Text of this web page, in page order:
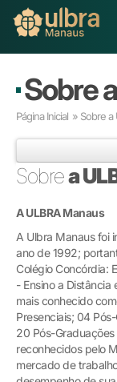
Buscar
Graduação
Pós-graduação
Educação a
Pesquisa
Extensão
Infraestrutura e
Inovação
Sobre a ULBRA
Sobre
Página Inicial » Sobre a
Sobrea
A ULBRA Manaus
A Ulbra Manaus foi
ano de 1992;
Colégio Concórdia:
- Ensino a Distância
mais conhecido
Presenciais; 04
20 Pós-Graduações
reconhecidos pelo
mercado de